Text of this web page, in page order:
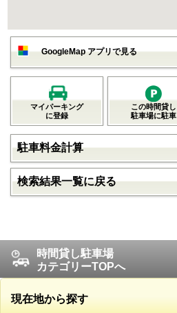
GoogleMap アプリで見る
マイパーキング
に登録
この時間貸し
駐車場に駐車
駐車料金計算
検索結果一覧に戻る
時間貸し駐車場
カテゴリーTOPへ
現在地から探す